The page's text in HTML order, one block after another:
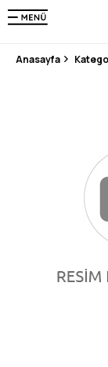
250.000'DEN FAZLA
3
Anasayfa